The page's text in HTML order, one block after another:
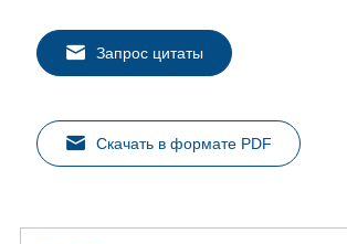
Запрос цитаты
Скачать в формате PDF